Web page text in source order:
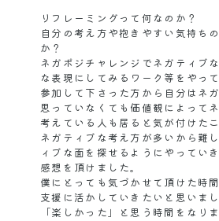
リフレーミングって何なのか？
自分の考え方や抱きやすい気持ち
か？
ネガポジチャレンジでネガティブ
な表現にしてみるワーク等をやって
参加して下さった方から自分はネ
思っていなくても価値観によって
考えている人も居ると気が付けたこ
ネガティブな考え方が多いから難
ィブな面を探せるようにやってい
感想を頂けました。
僕にとっても気づかせて頂けた時
支援に活かしていきたいと思いまし
「楽しかった」と思う時間をなりま